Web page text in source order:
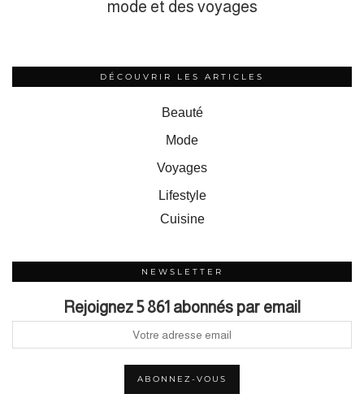
mode et des voyages
DÉCOUVRIR LES ARTICLES
Beauté
Mode
Voyages
Lifestyle
Cuisine
NEWSLETTER
Rejoignez 5 861 abonnés par email